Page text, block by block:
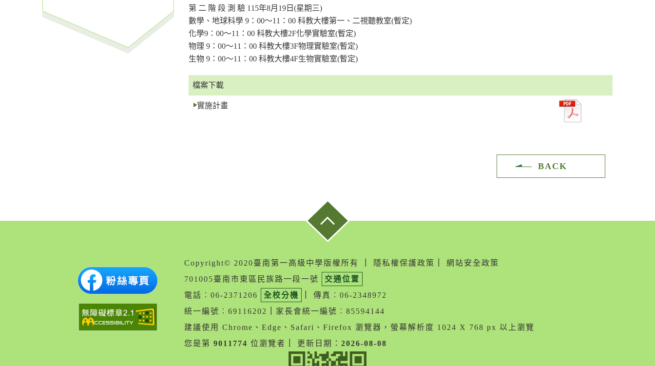
第 二 階 段 測 驗 115年8月19日(星期三)
數學、地球科學 9：00～11：00 科教大樓第一、二視聽教室(暫定)
化學9：00～11：00 科教大樓2F化學實驗室(暫定)
物理 9：00～11：00 科教大樓3F物理實驗室(暫定)
生物 9：00～11：00 科教大樓4F生物實驗室(暫定)
檔案下載
實施計畫
BACK
Copyright© 2020臺南第一高級中學版權所有 隱私權保護政策
網站安全政策
701005臺南市東區民族路一段一號
交通位置
電話︰06-2371206
全校分機
傳真︰06-2348972
統一編號︰69116202
家長會統一編號︰85594144
建議使用 Chrome、Edge、Safari、Firefox 瀏覽器，螢幕解析度 1024 X 768 px 以上瀏覽
您是第 9011774 位瀏覽者 更新日期： 2026-08-08